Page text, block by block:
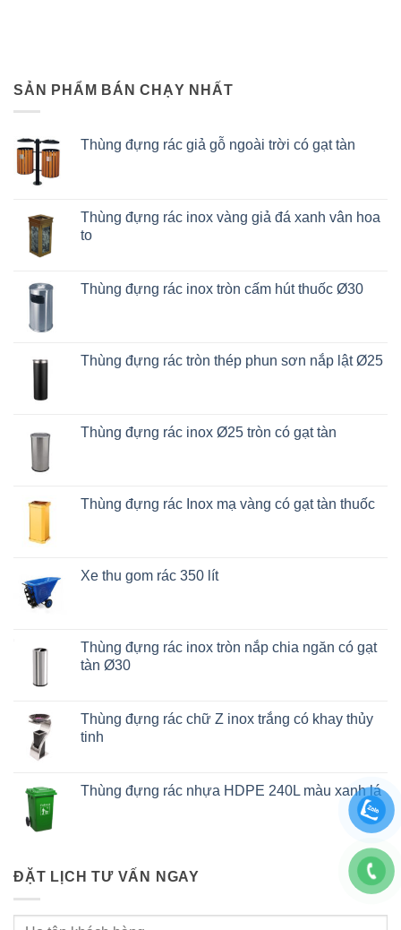
SẢN PHẨM BÁN CHẠY NHẤT
Thùng đựng rác giả gỗ ngoài trời có gạt tàn
Thùng đựng rác inox vàng giả đá xanh vân hoa
to
Thùng đựng rác inox tròn cấm hút thuốc Ø30
Thùng đựng rác tròn thép phun sơn nắp lật Ø25
Thùng đựng rác inox Ø25 tròn có gạt tàn
Thùng đựng rác Inox mạ vàng có gạt tàn thuốc
Xe thu gom rác 350 lít
Thùng đựng rác inox tròn nắp chia ngăn có gạt
tàn Ø30
Thùng đựng rác chữ Z inox trắng có khay thủy
tinh
Thùng đựng rác nhựa HDPE 240L màu xanh lá
ĐẶT LỊCH TƯ VẤN NGAY